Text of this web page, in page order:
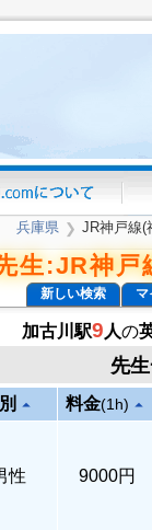
兵庫県 ❯ JR神戸線(
生:JR神戸
新しい検索 マ
加古川駅9 人の
先
arrow_drop_up 料金(1h) arrow_drop_up
性 9000円